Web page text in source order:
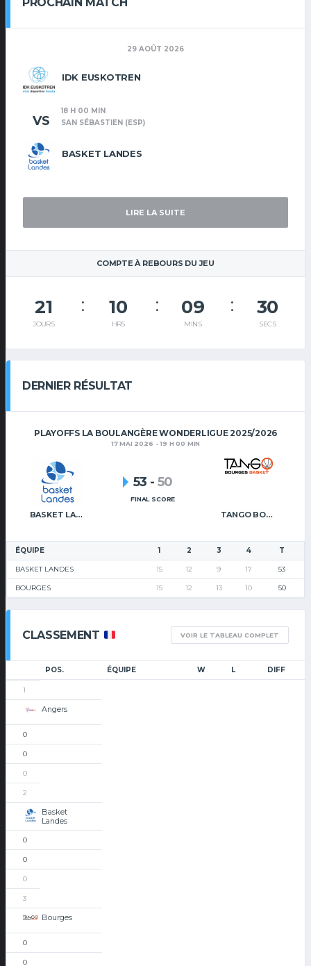
29 AOÛT 2026
IDK EUSKOTREN
BASKET LANDES
VS
18 H 00 MIN
SAN SÉBASTIEN (ESP)
LIRE LA SUITE
COMPTE À REBOURS DU JEU
21
JOURS
10
HRS
09
MINS
30
SECS
DERNIER RÉSULTAT
PLAYOFFS LA BOULANGÈRE WONDERLIGUE 2025/2026
17 MAI 2026 - 19 H 00 MIN
BASKET LANDES TANGO BOURGES BASKET
53 - 50
FINAL SCORE
ÉQUIPE 1 2 3 4 T
BASKET LANDES 15 12 9 17 53
BOURGES 15 12 13 10 50
CLASSEMENT VOIR LE TABLEAU COMPLET
POS. ÉQUIPE W L DIFF
1
Angers
0
0
0
2
Basket
Landes
0
0
0
3
Bourges
0
0